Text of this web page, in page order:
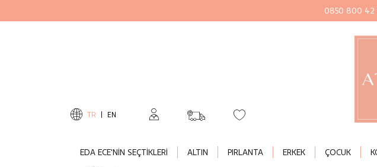
0850 800 42
TR EN
EDA ECE'NİN SEÇTİKLERİ ALTIN PIRLANTA ERKEK ÇOCUK